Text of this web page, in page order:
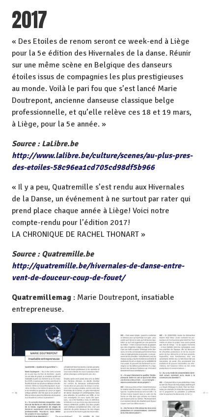
2017
« Des Etoiles de renom seront ce week-end à Liège
pour la 5e édition des Hivernales de la danse. Réunir
sur une même scène en Belgique des danseurs
étoiles issus de compagnies les plus prestigieuses
au monde. Voilà le pari fou que s’est lancé Marie
Doutrepont, ancienne danseuse classique belge
professionnelle, et qu’elle relève ces 18 et 19 mars,
à Liège, pour la 5e année. »
Source : LaLibre.be
http://www.lalibre.be/culture/scenes/au-plus-pres-
des-etoiles-58c96ea1cd705cd98df5b966
« Il y a peu, Quatremille s’est rendu aux Hivernales
de la Danse, un événement à ne surtout par rater qui
prend place chaque année à Liège! Voici notre
compte-rendu pour l’édition 2017!
LA CHRONIQUE DE RACHEL THONART »
Source : Quatremille.be
http://quatremille.be/hivernales-de-danse-entre-
vent-de-douceur-coup-de-fouet/
Quatremillemag : Marie Doutrepont, insatiable
entrepreneuse.